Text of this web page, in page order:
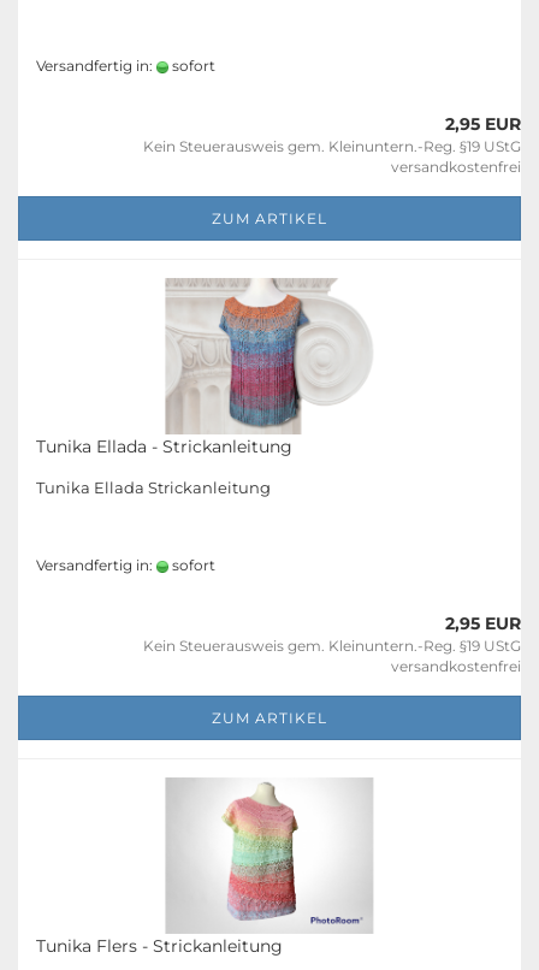
Versandfertig in: sofort
2,95 EUR
Kein Steuerausweis gem. Kleinuntern.-Reg. §19 UStG
versandkostenfrei
ZUM ARTIKEL
Tunika Ellada - Strickanleitung
Tunika Ellada Strickanleitung
Versandfertig in: sofort
2,95 EUR
Kein Steuerausweis gem. Kleinuntern.-Reg. §19 UStG
versandkostenfrei
ZUM ARTIKEL
Tunika Flers - Strickanleitung